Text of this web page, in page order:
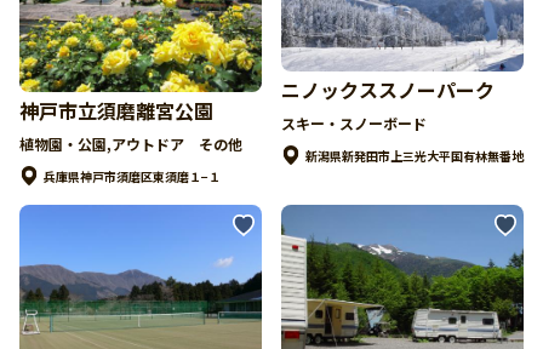
神戸市立須磨離宮公園
植物園・公園,アウトドア その他
兵庫県神戸市須磨区東須磨１−１
ニノックススノーパーク
スキー・スノーボード
新潟県新発田市上三光大平国有林無番地